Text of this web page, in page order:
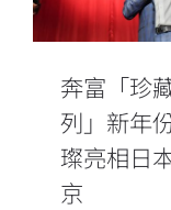
璨亮相日
京
奔富「珍
列」新年
璨亮相日
京